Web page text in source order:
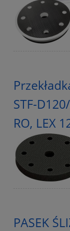
STF-
RO, LEX
PASEK